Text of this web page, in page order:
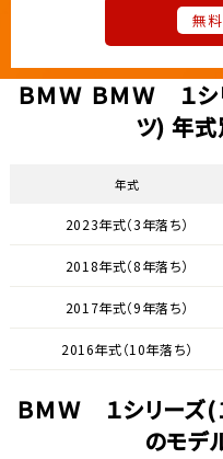
無料
ＢＭＷ ＢＭＷ １シ
ツ) 年
年式
2023年式（3年落ち）
2018年式（8年落ち）
2017年式（9年落ち）
2016年式（10年落ち）
ＢＭＷ １シリーズ(
のモデ